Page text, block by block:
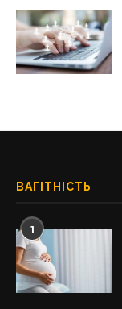
ВАГІТНІСТЬ
1